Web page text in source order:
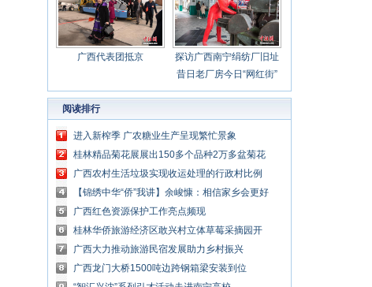
广西代表团抵京
探访广西南宁绢纺厂旧址
昔日老厂房今日“网红街”
阅读排行
进入新榨季 广农糖业生产呈现繁忙景象
桂林精品菊花展展出150多个品种2万多盆菊花
广西农村生活垃圾实现收运处理的行政村比例
达95%
【锦绣中华“侨”我讲】余峻慷：相信家乡会更好
广西红色资源保护工作亮点频现
桂林华侨旅游经济区敢兴村立体草莓采摘园开
园
广西大力推动旅游民宿发展助力乡村振兴
广西龙门大桥1500吨边跨钢箱梁安装到位